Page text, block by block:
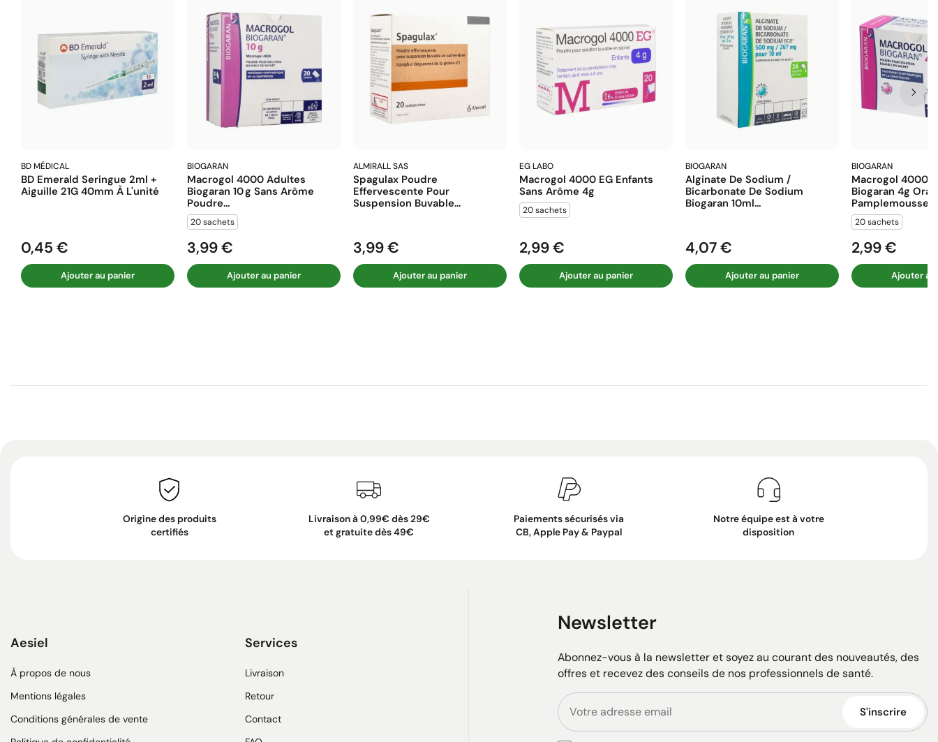
BD MÉDICAL
BD Emerald Seringue 2ml +
Aiguille 21G 40mm À L'unité
Prix
0,45 €
Ajouter au panier
BIOGARAN
Macrogol 4000 Adultes
Biogaran 10 G Sans Arôme
Poudre...
20 sachets
Prix
3,99 €
Ajouter au panier
ALMIRALL SAS
Spagulax Poudre
Effervescente Pour
Suspension Buvable...
Prix
3,99 €
Ajouter au panier
EG LABO
Macrogol 4000 EG Enfants
Sans Arôme 4g
20 sachets
Prix
2,99 €
Ajouter au panier
BIOGARAN
Alginate De Sodium /
Bicarbonate De Sodium
Biogaran 10ml...
Prix
4,07 €
Ajouter au panier
BIOGARAN
Macrogol 4000
Biogaran 4g
Pamplemousse...
20 sachets
Prix
2,99 €
Ajouter au
Origine des produits
certifiés
Livraison à 0,99€ dès 29€
et gratuite dès 49€
Paiements sécurisés via
CB, Apple Pay & Paypal
Notre équipe est à votre
disposition
Aesiel
À propos de nous
Mentions légales
Conditions générales de vente
Services
Livraison
Retour
Contact
Newsletter
Abonnez-vous à la newsletter et soyez au courant des nouveautés, des
offres et recevez des conseils de nos professionnels de santé.
S'inscrire